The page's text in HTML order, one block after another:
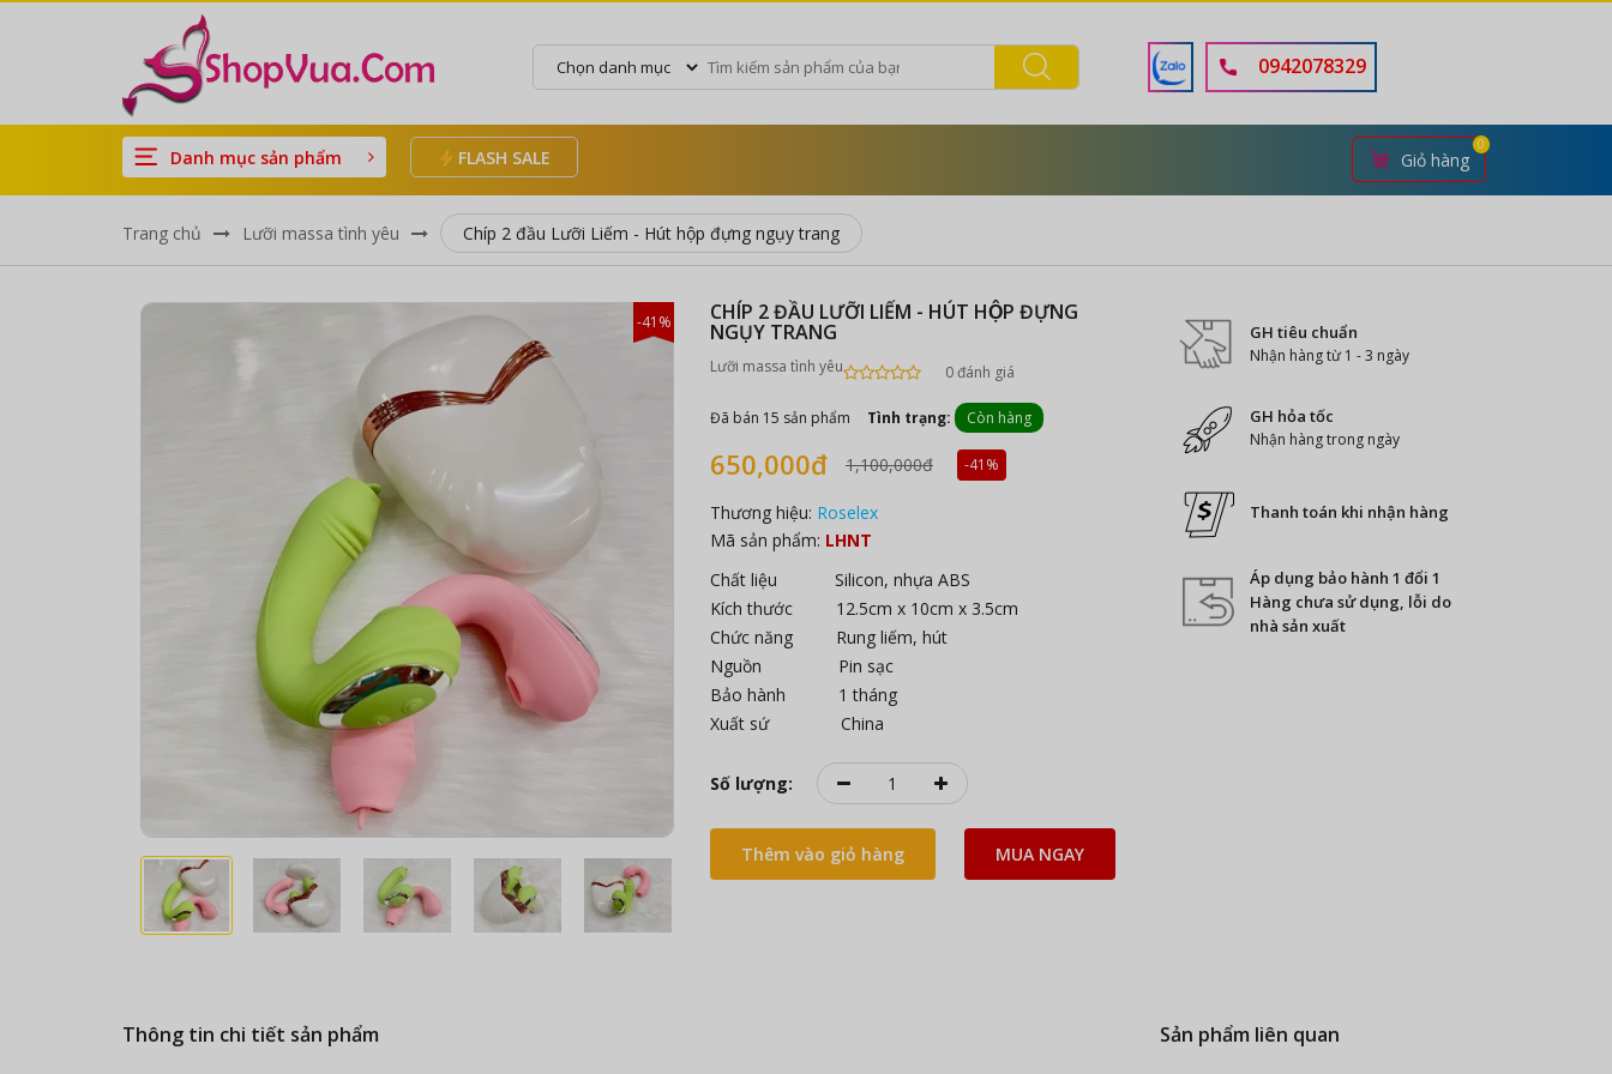
0942078329
Danh mục sản phẩm FLASH SALE Giỏ hàng
0
Trang chủ Lưỡi massa tình yêu Chíp 2 đầu Lưỡi Liếm - Hút hộp đựng ngụy trang
-41% CHÍP 2 ĐẦU LƯỠI LIẾM - HÚT HỘP ĐỰNG
NGỤY TRANG
Lưỡi massa tình yêu 0 đánh giá
Đã bán 15 sản phẩm Tình trạng: Còn hàng
650,000đ 1,100,000đ -41%
Thương hiệu: Roselex
Mã sản phẩm: LHNT
Chất liệu Silicon, nhựa ABS
Kích thước 12.5cm x 10cm x 3.5cm
Chức năng Rung liếm, hút
Nguồn Pin sạc
Bảo hành 1 tháng
Xuất sứ China
Số lượng:
Thêm vào giỏ hàng MUA NGAY
GH tiêu chuẩn
Nhận hàng từ 1 - 3 ngày
GH hỏa tốc
Nhận hàng trong ngày
Thanh toán khi nhận hàng
Áp dụng bảo hành 1 đổi 1
Hàng chưa sử dụng, lỗi do
nhà sản xuất
Thông tin chi tiết sản phẩm Sản phẩm liên quan